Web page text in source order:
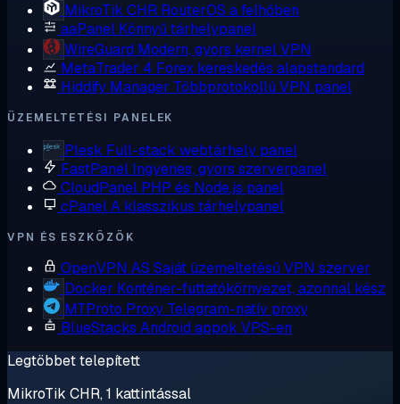
MikroTik CHR RouterOS a felhőben
aaPanel Könnyű tárhelypanel
WireGuard Modern, gyors kernel VPN
MetaTrader 4 Forex kereskedés alapstandard
Hiddify Manager Többprotokollú VPN panel
ÜZEMELTETÉSI PANELEK
Plesk Full-stack webtárhely panel
FastPanel Ingyenes, gyors szerverpanel
CloudPanel PHP és Node.js panel
cPanelA klasszikus tárhelypanel
VPN ÉS ESZKÖZÖK
OpenVPN AS Saját üzemeltetésű VPN szerver
Docker Konténer-futtatókörnyezet, azonnal kész
MTProto Proxy Telegram-natív proxy
BlueStacks Android appok VPS-en
Legtöbbet telepített
MikroTik CHR, 1 kattintással